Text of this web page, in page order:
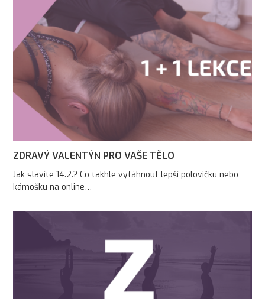
ZDRAVÝ VALENTÝN PRO VAŠE TĚLO
Jak slavíte 14.2.? Co takhle vytáhnout lepší polovičku nebo
kámošku na online…